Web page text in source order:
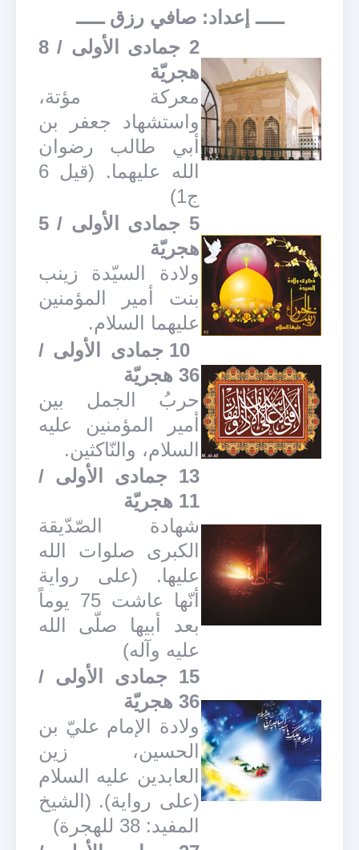
ـــــ إعداد: صافي رزق ـــــ
2 جمادى الأولى / 8
هجريّة
معركة مؤتة،
واستشهاد جعفر بن
أبي طالب رضوان
الله عليهما. (قيل 6
ج1)
5 جمادى الأولى / 5
هجريّة
ولادة السيّدة زينب
بنت أمير المؤمنين
عليهما السلام.
10 جمادى الأولى /
36 هجريّة
حربُ الجمل بين
أمير المؤمنين عليه
السلام، والنّاكثين.
13 جمادى الأولى /
11 هجريّة
شهادة الصّدّيقة
الكبرى صلوات الله
عليها. (على رواية
أنّها عاشت 75 يوماً
بعد أبيها صلّى الله
عليه وآله)
15 جمادى الأولى /
36 هجريّة
ولادة الإمام عليّ بن
الحسين، زين
العابدين عليه السلام
(على رواية). (الشيخ
المفيد: 38 للهجرة)